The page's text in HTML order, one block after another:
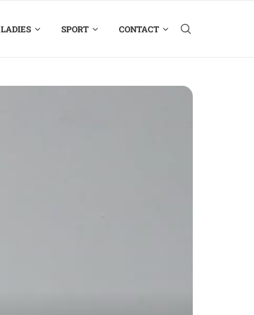
LADIES SPORT CONTACT